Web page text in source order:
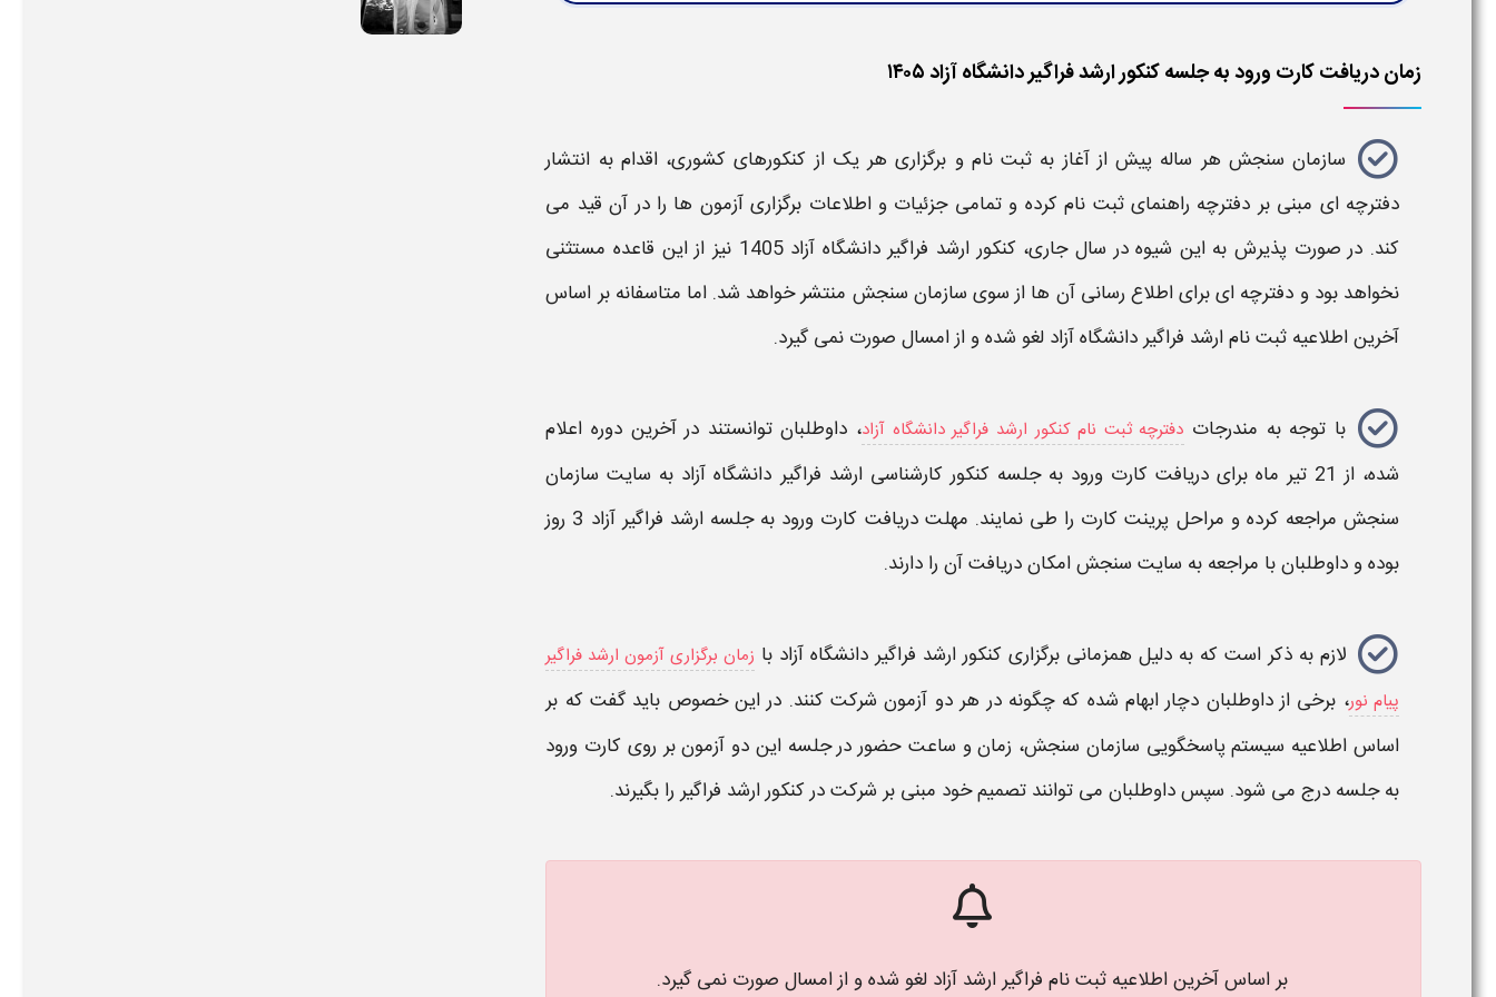
زمان دریافت کارت ورود به جلسه کنکور ارشد فراگیر دانشگاه آزاد ۱۴۰۵
سازمان سنجش هر ساله پیش از آغاز به ثبت نام و برگزاری هر یک از کنکورهای کشوری، اقدام به انتشار
دفترچه ای مبنی بر دفترچه راهنمای ثبت نام کرده و تمامی جزئیات و اطلاعات برگزاری آزمون ها را در آن قید می
کند. در صورت پذیرش به این شیوه در سال جاری، کنکور ارشد فراگیر دانشگاه آزاد 1405
نیز از این قاعده مستثنی
نخواهد بود و دفترچه ای برای اطلاع رسانی آن ها از سوی سازمان سنجش منتشر خواهد شد. اما متاسفانه بر اساس
آخرین اطلاعیه ثبت نام ارشد فراگیر دانشگاه آزاد لغو شده و از امسال صورت نمی گیرد.
با توجه به مندرجات دفترچه ثبت نام کنکور ارشد فراگیر دانشگاه آزاد، داوطلبان توانستند در آخرین دوره اعلام
شده، از 21 تیر ماه برای
دریافت کارت ورود به جلسه کنکور کارشناسی ارشد فراگیر دانشگاه آزاد به سایت سازمان
سنجش مراجعه کرده و مراحل پرینت کارت را طی نمایند. مهلت دریافت کارت ورود به جلسه ارشد فراگیر آزاد
3 روز
بوده و داوطلبان با مراجعه به سایت سنجش امکان دریافت آن را دارند.
لازم به ذکر است که به دلیل همزمانی برگزاری کنکور ارشد فراگیر دانشگاه آزاد با زمان برگزاری آزمون ارشد فراگیر
پیام نور، برخی از داوطلبان دچار ابهام شده که چگونه در هر دو آزمون شرکت کنند. در این خصوص باید گفت که بر
اساس اطلاعیه سیستم پاسخگویی سازمان سنجش، زمان و ساعت حضور در جلسه این دو آزمون بر روی کارت ورود
به جلسه درج می شود. سپس داوطلبان می توانند تصمیم خود مبنی بر شرکت درکنکور ارشد فراگیر را بگیرند.
بر اساس آخرین اطلاعیه ثبت نام فراگیر ارشد آزاد لغو شده و از امسال صورت نمی گیرد.